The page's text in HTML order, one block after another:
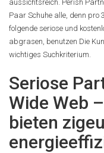
aussichtsreich. Perish
Paar Schuhe alle, denn pro
folgende seriose und
abgrasen, benutzen Die
wichtiges Suchkriterium.
Seriose
Wide Web
bieten